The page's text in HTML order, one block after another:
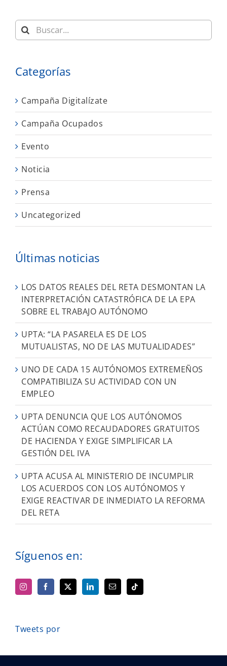
Buscar:
Categorías
Campaña Digitalízate
Campaña Ocupados
Evento
Noticia
Prensa
Uncategorized
Últimas noticias
LOS DATOS REALES DEL RETA DESMONTAN LA
INTERPRETACIÓN CATASTRÓFICA DE LA EPA
SOBRE EL TRABAJO AUTÓNOMO
UPTA: “LA PASARELA ES DE LOS
MUTUALISTAS, NO DE LAS MUTUALIDADES”
UNO DE CADA 15 AUTÓNOMOS EXTREMEÑOS
COMPATIBILIZA SU ACTIVIDAD CON UN
EMPLEO
UPTA DENUNCIA QUE LOS AUTÓNOMOS
ACTÚAN COMO RECAUDADORES GRATUITOS
DE HACIENDA Y EXIGE SIMPLIFICAR LA
GESTIÓN DEL IVA
UPTA ACUSA AL MINISTERIO DE INCUMPLIR
LOS ACUERDOS CON LOS AUTÓNOMOS Y
EXIGE REACTIVAR DE INMEDIATO LA REFORMA
DEL RETA
Síguenos en:
Tweets por